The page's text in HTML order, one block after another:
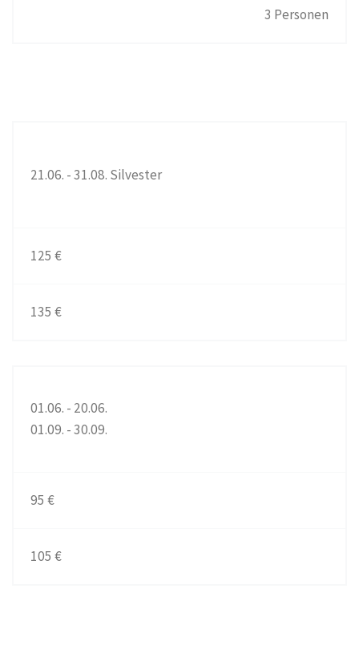
3 Personen
21.06. - 31.08. Silvester
125 €
135 €
01.06. - 20.06.
01.09. - 30.09.
95 €
105 €